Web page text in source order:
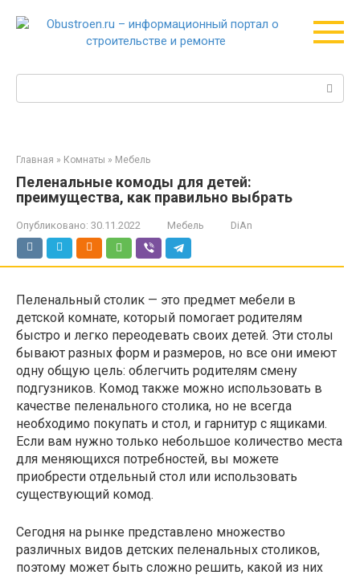
Поиск:
Главная » Комнаты » Мебель
Пеленальные комоды для детей:
преимущества, как правильно выбрать
Опубликовано: 30.11.2022 Мебель DiAn
Пеленальный столик — это предмет мебели в
детской комнате, который помогает родителям
быстро и легко переодевать своих детей. Эти столы
бывают разных форм и размеров, но все они имеют
одну общую цель: облегчить родителям смену
подгузников. Комод также можно использовать в
качестве пеленального столика, но не всегда
необходимо покупать и стол, и гарнитур с ящиками.
Если вам нужно только небольшое количество места
для меняющихся потребностей, вы можете
приобрести отдельный стол или использовать
существующий комод.
Сегодня на рынке представлено множество
различных видов детских пеленальных столиков,
поэтому может быть сложно решить, какой из них